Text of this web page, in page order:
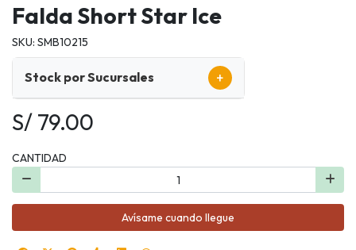
Falda Short Star Ice
SKU: SMB10215
Stock por Sucursales +
S/ 79.00
CANTIDAD
Avísame cuando llegue